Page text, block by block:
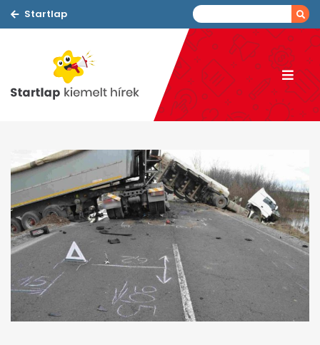
Startlap